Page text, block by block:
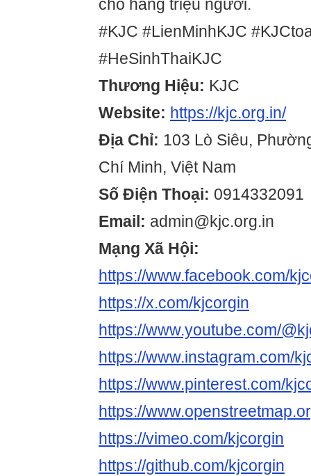
cho hàng triệu người.
#KJC #LienMinhKJC
#HeSinhThaiKJC
Thương Hiệu: KJC
Website: https://kjc.org.in/
Địa Chỉ: 103 Lò Siêu,
Chí Minh, Việt Nam
Số Điện Thoại: 0914332091
Email: admin@kjc.org.in
Mạng Xã Hội:
https://www.facebook.com/
https://x.com/kjcorgin
https://www.youtube.com/
https://www.instagram.com/
https://www.pinterest.com/
https://
https://vimeo.com/kjcorgin
https://github.com/kjcorgin